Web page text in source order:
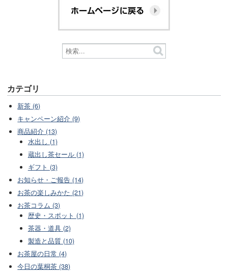
カテゴリ
新茶 (6)
キャンペーン紹介 (9)
商品紹介 (13)
水出し (1)
蔵出し茶セール (1)
ギフト (3)
お知らせ・ご報告 (14)
お茶の楽しみかた (21)
お茶コラム (3)
歴史・スポット (1)
茶器・道具 (2)
製造と品質 (10)
お茶屋の日常 (4)
今日の葉桐茶 (38)